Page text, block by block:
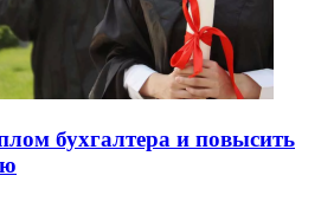
бухгалтера и повысить